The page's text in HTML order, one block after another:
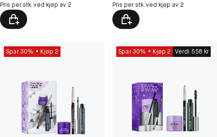
Pris per stk. ved kjøp av 2 Pris per stk. ved kjøp av 2
Spar 30% Kjøp 2 Spar 30% Kjøp 2 Verdi 558 kr